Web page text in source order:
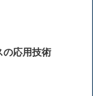
の応用技術